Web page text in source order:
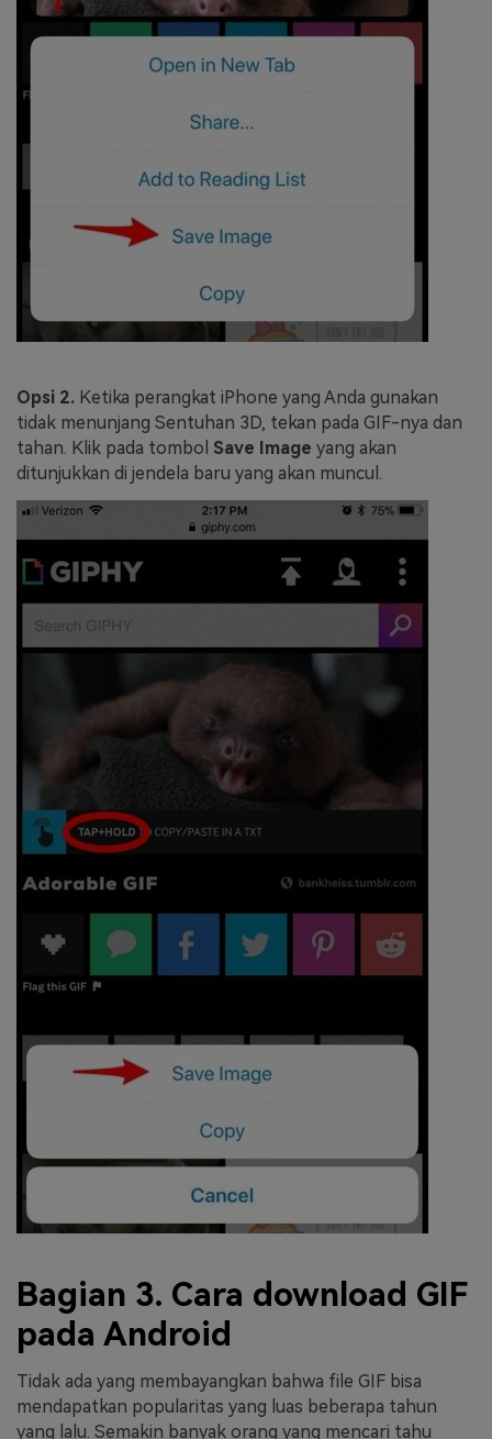
Opsi 2. Ketika perangkat iPhone yang Anda gunakan
tidak menunjang Sentuhan 3D, tekan pada GIF-nya dan
tahan. Klik pada tombol Save Image yang akan
ditunjukkan di jendela baru yang akan muncul.
Bagian 3. Cara download GIF
pada Android
Tidak ada yang membayangkan bahwa file GIF bisa
mendapatkan popularitas yang luas beberapa tahun
yang lalu. Semakin banyak orang yang mencari tahu